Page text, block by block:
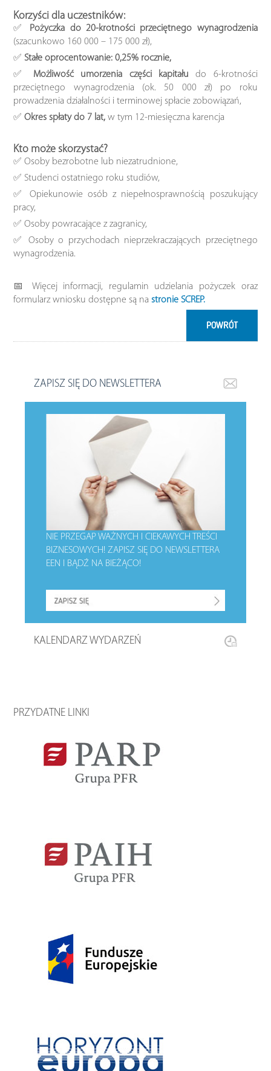
Korzyści dla uczestników:
✅ Pożyczka do 20-krotności przeciętnego wynagrodzenia
(szacunkowo 160 000 – 175 000 zł),
✅Stałe oprocentowanie: 0,25% rocznie,
✅ Możliwość umorzenia części kapitału do 6-krotności
przeciętnego wynagrodzenia (ok. 50 000 zł) po roku
prowadzenia działalności i terminowej spłacie zobowiązań,
✅Okres spłaty do 7 lat, w tym 12-miesięczna karencja
Kto może skorzystać?
✅ Osoby bezrobotne lub niezatrudnione,
✅ Studenci ostatniego roku studiów,
✅ Opiekunowie osób z niepełnosprawnością poszukujący
pracy,
✅ Osoby powracające z zagranicy,
✅ Osoby o przychodach nieprzekraczających przeciętnego
wynagrodzenia.
📅 Więcej informacji, regulamin udzielania pożyczek oraz
formularz wniosku dostępne są nastronie SCREP.
POWRÓT
ZAPISZ SIĘ DO NEWSLETTERA
NIE PRZEGAP WAŻNYCH I CIEKAWYCH TREŚCI
BIZNESOWYCH!ZAPISZ SIĘ DO NEWSLETTERA
EEN I BĄDŹ NA BIEŻĄCO!
KALENDARZ WYDARZEŃ
PRZYDATNE LINKI